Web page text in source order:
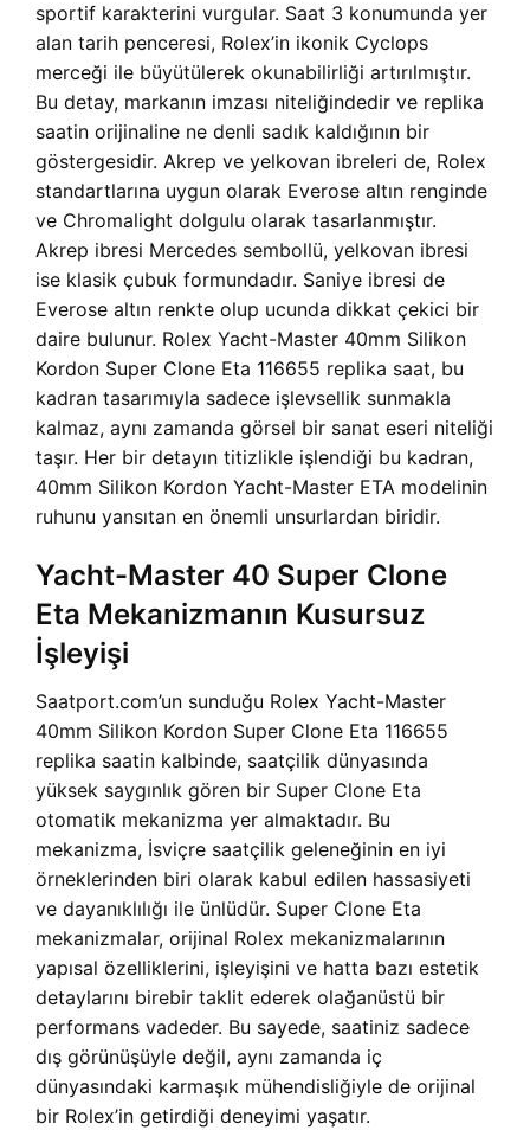
sportif karakterini vurgular. Saat 3 konumunda yer
alan tarih penceresi, Rolex’in ikonik Cyclops
merceği ile büyütülerek okunabilirliği artırılmıştır.
Bu detay, markanın imzası niteliğindedir ve replika
saatin orijinaline ne denli sadık kaldığının bir
göstergesidir. Akrep ve yelkovan ibreleri de, Rolex
standartlarına uygun olarak Everose altın renginde
ve Chromalight dolgulu olarak tasarlanmıştır.
Akrep ibresi Mercedes sembollü, yelkovan ibresi
ise klasik çubuk formundadır. Saniye ibresi de
Everose altın renkte olup ucunda dikkat çekici bir
daire bulunur. Rolex Yacht-Master 40mm Silikon
Kordon Super Clone Eta 116655 replika saat, bu
kadran tasarımıyla sadece işlevsellik sunmakla
kalmaz, aynı zamanda görsel bir sanat eseri niteliği
taşır. Her bir detayın titizlikle işlendiği bu kadran,
40mm Silikon Kordon Yacht-Master ETA modelinin
ruhunu yansıtan en önemli unsurlardan biridir.
Yacht-Master 40 Super Clone
Eta Mekanizmanın Kusursuz
İşleyişi
Saatport.com’un sunduğu Rolex Yacht-Master
40mm Silikon Kordon Super Clone Eta 116655
replika saatin kalbinde, saatçilik dünyasında
yüksek saygınlık gören bir Super Clone Eta
otomatik mekanizma yer almaktadır. Bu
mekanizma, İsviçre saatçilik geleneğinin en iyi
örneklerinden biri olarak kabul edilen hassasiyeti
ve dayanıklılığı ile ünlüdür. Super Clone Eta
mekanizmalar, orijinal Rolex mekanizmalarının
yapısal özelliklerini, işleyişini ve hatta bazı estetik
detaylarını birebir taklit ederek olağanüstü bir
performans vadeder. Bu sayede, saatiniz sadece
dış görünüşüyle değil, aynı zamanda iç
dünyasındaki karmaşık mühendisliğiyle de orijinal
bir Rolex’in getirdiği deneyimi yaşatır.